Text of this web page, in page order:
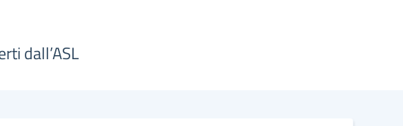
dall’ASL